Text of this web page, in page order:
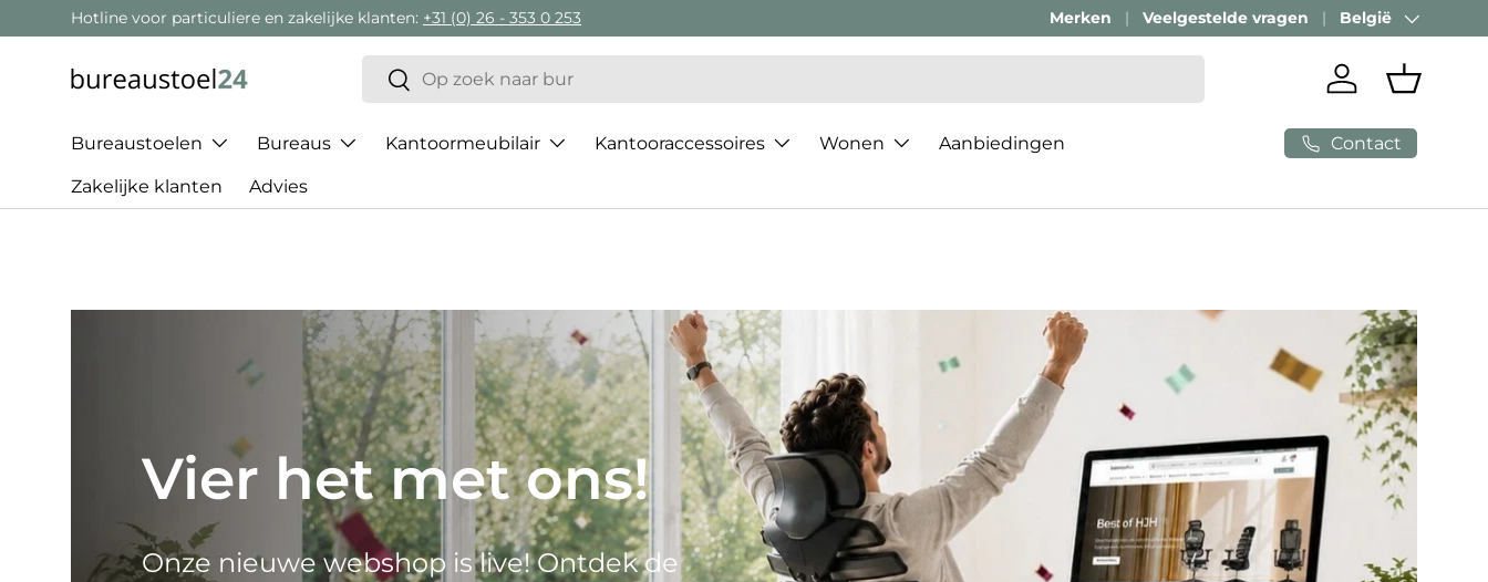
Ga naar inhoud
Hotline voor particuliere en zakelijke klanten: +31 (0) 26 - 353 0 253 Merken Veelgestelde vragen Land/Regio
België
Zoeken
Zoeken
InloggenMandje
Bureaustoelen Bureaus Kantoormeubilair Kantooraccessoires Wonen Aanbiedingen
Zakelijke klanten Advies
Contact
Het beste van
HJH